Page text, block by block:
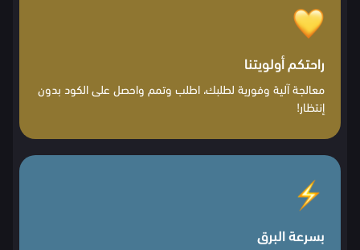
راحتكم أولويتنا
معالجة آلية وفورية لطلبك، اطلب وتمم واحصل على الكود بدون
إنتظار!
بسرعة البرق